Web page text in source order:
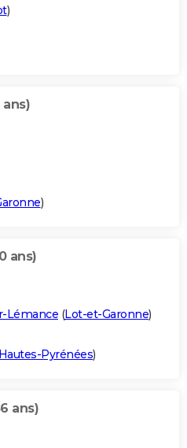
)
ans)
)
ans)
Lémance (Lot-et-Garonne)
Pyrénées)
ans)